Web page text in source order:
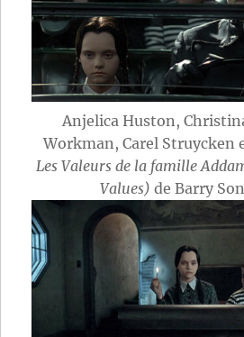
Anjelica Huston,
Workman, Carel Struycken
Les Valeurs de la famille
Values) de Barry